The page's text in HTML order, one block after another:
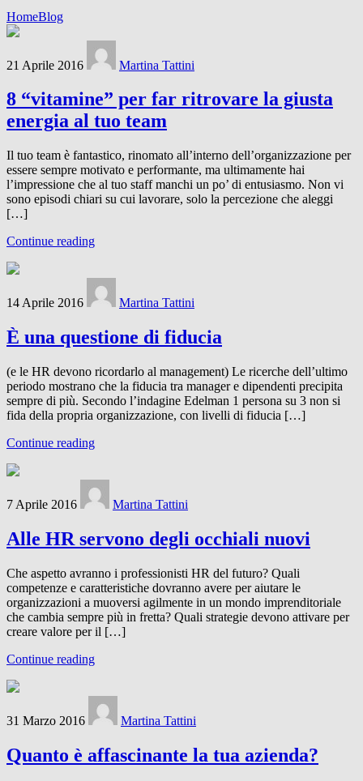
HomeBlog
21 Aprile 2016 Martina Tattini
8 “vitamine” per far ritrovare la giusta
energia al tuo team
Il tuo team è fantastico, rinomato all’interno dell’organizzazione per
essere sempre motivato e performante, ma ultimamente hai
l’impressione che al tuo staff manchi un po’ di entusiasmo. Non vi
sono episodi chiari su cui lavorare, solo la percezione che aleggi
[…]
Continue reading
14 Aprile 2016 Martina Tattini
È una questione di fiducia
(e le HR devono ricordarlo al management) Le ricerche dell’ultimo
periodo mostrano che la fiducia tra manager e dipendenti precipita
sempre di più. Secondo l’indagine Edelman 1 persona su 3 non si
fida della propria organizzazione, con livelli di fiducia […]
Continue reading
7 Aprile 2016 Martina Tattini
Alle HR servono degli occhiali nuovi
Che aspetto avranno i professionisti HR del futuro? Quali
competenze e caratteristiche dovranno avere per aiutare le
organizzazioni a muoversi agilmente in un mondo imprenditoriale
che cambia sempre più in fretta? Quali strategie devono attivare per
creare valore per il […]
Continue reading
31 Marzo 2016 Martina Tattini
Quanto è affascinante la tua azienda?